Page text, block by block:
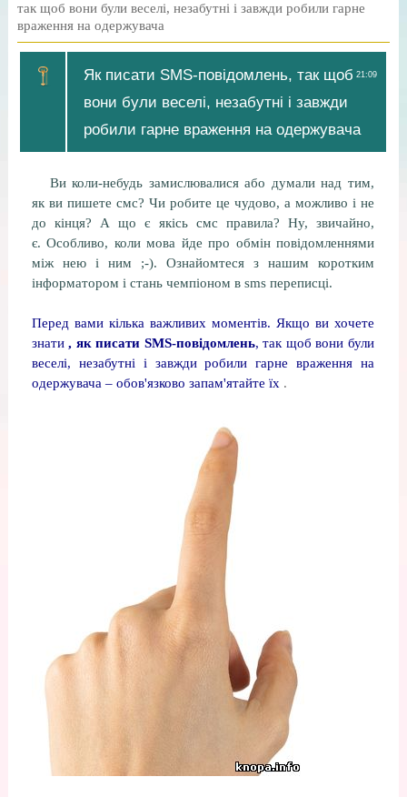
так щоб вони були веселі, незабутні і завжди робили гарне
враження на одержувача
21:09
Як писати SMS-повідомлень, так щоб
вони були веселі, незабутні і завжди
робили гарне враження на одержувача
Ви коли-небудь замислювалися або думали над тим,
як ви пишете смс? Чи робите це чудово, а можливо і не
до кінця? А що є якісь смс правила? Ну, звичайно,
є. Особливо, коли мова йде про обмін повідомленнями
між нею і ним ;-). Ознайомтеся з нашим коротким
інформатором і стань чемпіоном в sms переписці.
Перед вами кілька важливих моментів. Якщо ви хочете
знати, як писати SMS-повідомлень, так щоб вони були
веселі, незабутні і завжди робили гарне враження на
одержувача – обов'язково запам'ятайте їх .